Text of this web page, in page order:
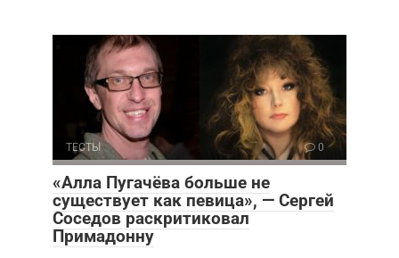
ТЕСТЫ 0
«Алла Пугачёва больше не
существует как певица», — Сергей
Соседов раскритиковал
Примадонну